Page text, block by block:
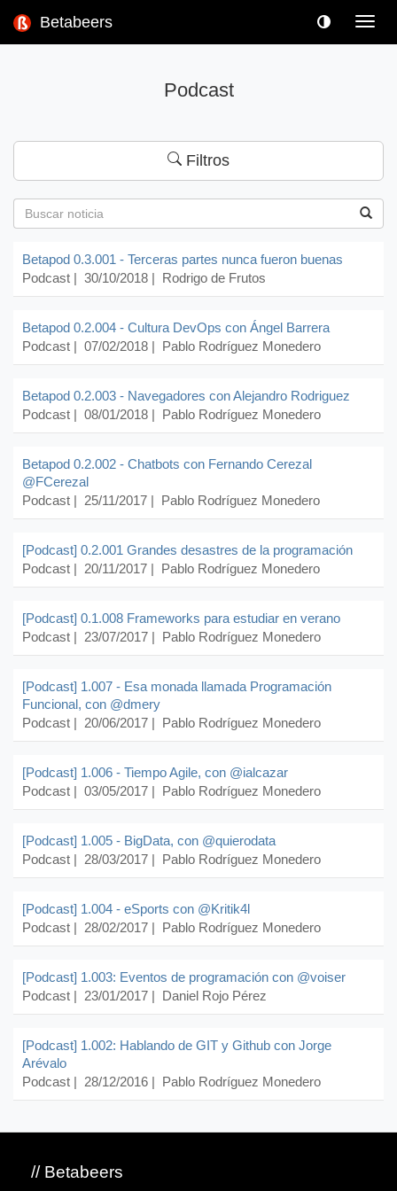
Betabeers
Podcast
Filtros
Betapod 0.3.001 - Terceras partes nunca fueron buenas
Podcast | 30/10/2018 | Rodrigo de Frutos
Betapod 0.2.004 - Cultura DevOps con Ángel Barrera
Podcast | 07/02/2018 | Pablo Rodríguez Monedero
Betapod 0.2.003 - Navegadores con Alejandro Rodriguez
Podcast | 08/01/2018 | Pablo Rodríguez Monedero
Betapod 0.2.002 - Chatbots con Fernando Cerezal
@FCerezal
Podcast | 25/11/2017 | Pablo Rodríguez Monedero
[Podcast] 0.2.001 Grandes desastres de la programación
Podcast | 20/11/2017 | Pablo Rodríguez Monedero
[Podcast] 0.1.008 Frameworks para estudiar en verano
Podcast | 23/07/2017 | Pablo Rodríguez Monedero
[Podcast] 1.007 - Esa monada llamada Programación
Funcional, con @dmery
Podcast | 20/06/2017 | Pablo Rodríguez Monedero
[Podcast] 1.006 - Tiempo Agile, con @ialcazar
Podcast | 03/05/2017 | Pablo Rodríguez Monedero
[Podcast] 1.005 - BigData, con @quierodata
Podcast | 28/03/2017 | Pablo Rodríguez Monedero
[Podcast] 1.004 - eSports con @Kritik4l
Podcast | 28/02/2017 | Pablo Rodríguez Monedero
[Podcast] 1.003: Eventos de programación con @voiser
Podcast | 23/01/2017 | Daniel Rojo Pérez
[Podcast] 1.002: Hablando de GIT y Github con Jorge
Arévalo
Podcast | 28/12/2016 | Pablo Rodríguez Monedero
// Betabeers